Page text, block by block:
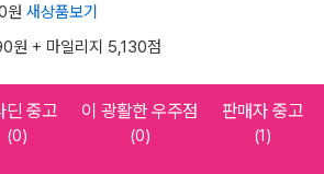
원 새상품보기
원 + 마일리지 5,130점
딘 중고
(0)
이 광활한 우주점
(0)
판매자 중고
(1)